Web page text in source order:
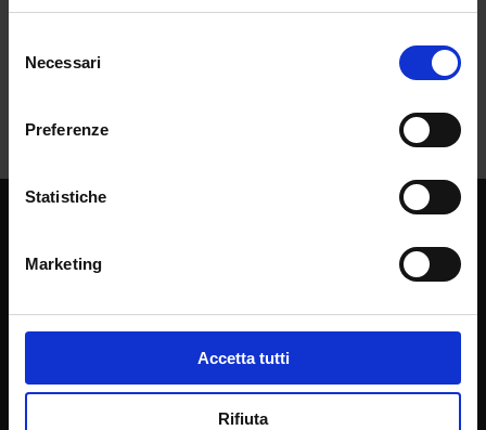
delNecessari
Preferenze
Statistiche
Marketing
Accetta tutti
Rifiuta
La casa editrice
Lavora con noi
Contatti